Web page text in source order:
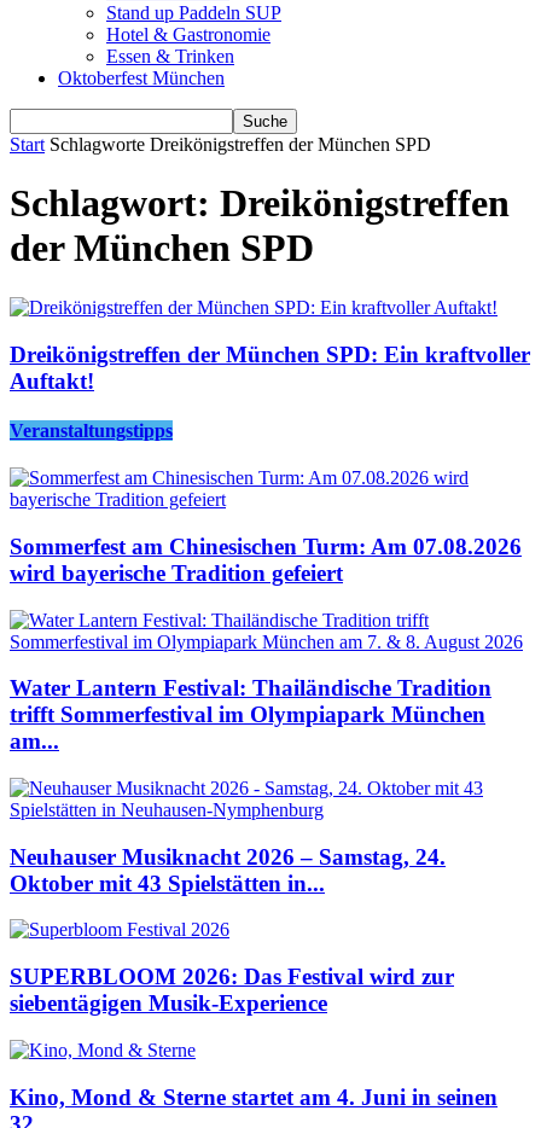
Stand up Paddeln SUP
Hotel & Gastronomie
Essen & Trinken
Oktoberfest München
Start Schlagworte Dreikönigstreffen der München SPD
Schlagwort: Dreikönigstreffen
der München SPD
Dreikönigstreffen der München SPD: Ein kraftvoller
Auftakt!
Veranstaltungstipps
Sommerfest am Chinesischen Turm: Am 07.08.2026
wird bayerische Tradition gefeiert
Water Lantern Festival: Thailändische Tradition
trifft Sommerfestival im Olympiapark München
am...
Neuhauser Musiknacht 2026 – Samstag, 24.
Oktober mit 43 Spielstätten in...
SUPERBLOOM 2026: Das Festival wird zur
siebentägigen Musik-Experience
Kino, Mond & Sterne startet am 4. Juni in seinen